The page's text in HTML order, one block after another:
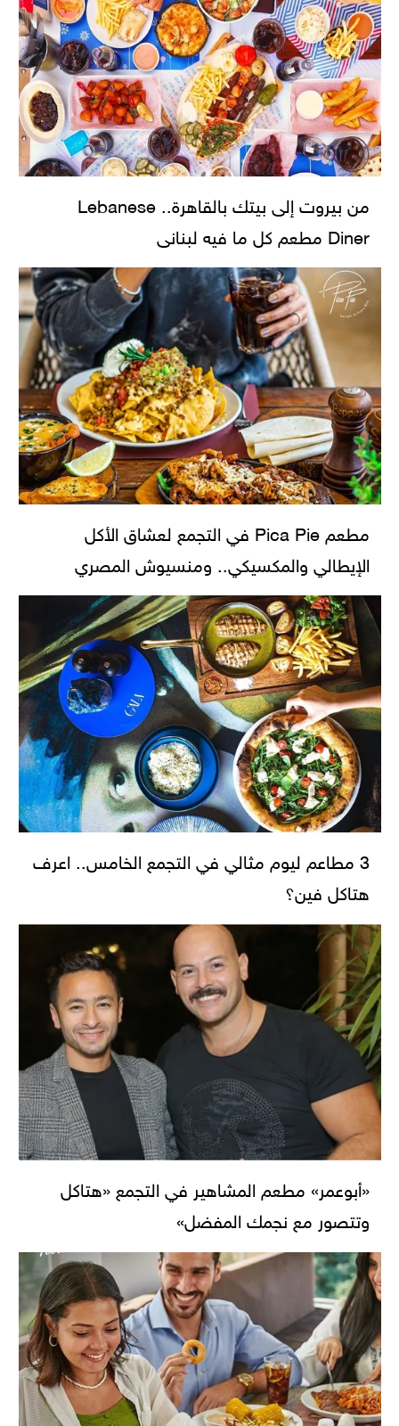
من بيروت إلى بيتك بالقاهرة.. Lebanese
Diner مطعم كل ما فيه لبنانى
مطعم Pica Pie في التجمع لعشاق الأكل
الإيطالي والمكسيكي.. ومنسيوش المصري
3 مطاعم ليوم مثالي في التجمع الخامس.. اعرف
هتاكل فين؟
«أبوعمر» مطعم المشاهير في التجمع «هتاكل
وتتصور مع نجمك المفضل»